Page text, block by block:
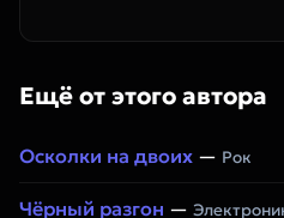
Ещё от этого автора
Осколки на двоих — Рок
Чёрный разгон —